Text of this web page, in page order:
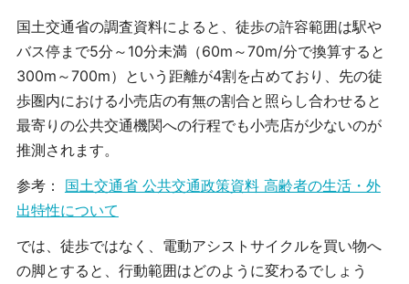
国土交通省の調査資料によると、徒歩の許容範囲は駅や
バス停まで5分～10分未満（60m～70m/分で換算すると
300m～700m）という距離が4割を占めており、先の徒
歩圏内における小売店の有無の割合と照らし合わせると
最寄りの公共交通機関への行程でも小売店が少ないのが
推測されます。
参考： 国土交通省 公共交通政策資料 高齢者の生活・外
出特性について
では、徒歩ではなく、電動アシストサイクルを買い物へ
の脚とすると、行動範囲はどのように変わるでしょう